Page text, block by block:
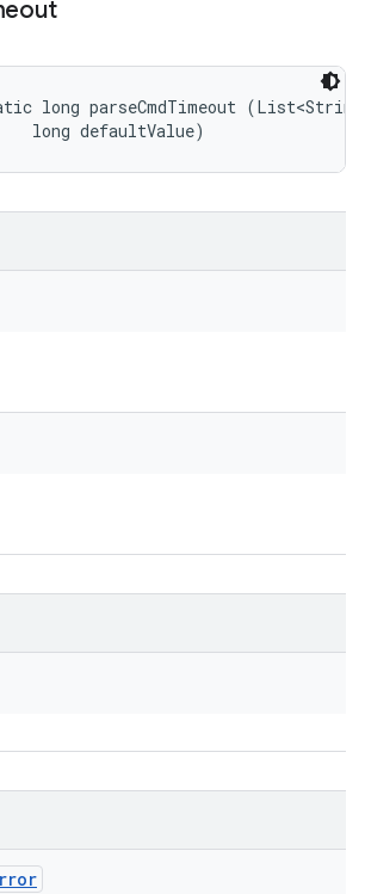
long parseCmdTimeout
long defaultValue)